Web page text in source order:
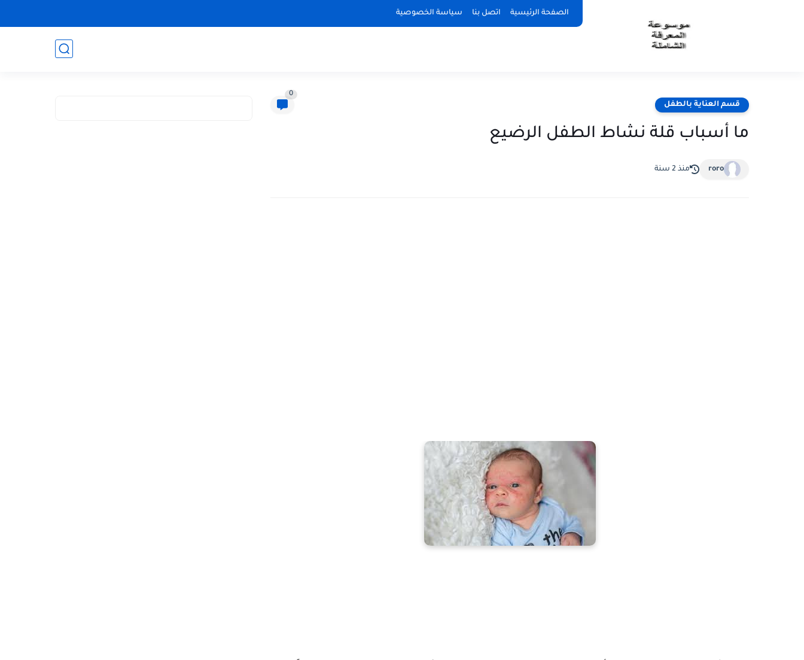
الصفحة الرئيسية اتصل بنا سياسة الخصوصية
قسم العناية بالطفل
0
ما أسباب قلة نشاط الطفل الرضيع
roro منذ 2 سنة